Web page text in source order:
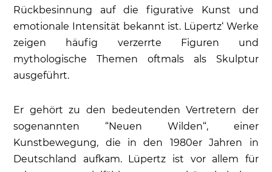
Rückbesinnung auf die figurative Kunst und
emotionale Intensität bekannt ist. Lüpertz‘ Werke
zeigen häufig verzerrte Figuren und
mythologische Themen oftmals als Skulptur
ausgeführt.
Er gehört zu den bedeutenden Vertretern der
sogenannten “Neuen Wilden“, einer
Kunstbewegung, die in den 1980er Jahren in
Deutschland aufkam. Lüpertz ist vor allem für